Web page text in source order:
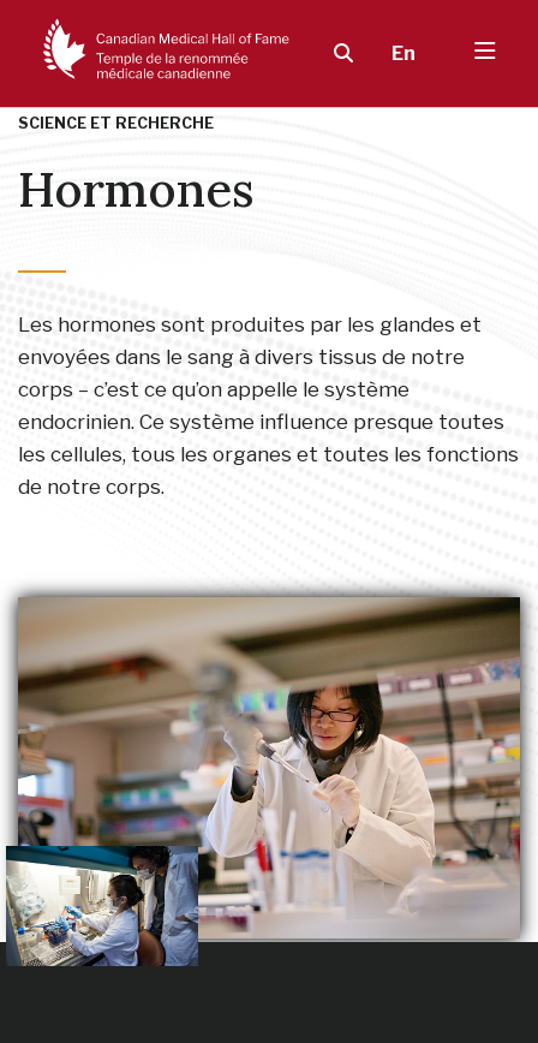
En
SCIENCE ET RECHERCHE
Hormones
Les hormones sont produites par les glandes et
envoyées dans le sang à divers tissus de notre
corps – c’est ce qu’on appelle le système
endocrinien. Ce système influence presque toutes
les cellules, tous les organes et toutes les fonctions
de notre corps.